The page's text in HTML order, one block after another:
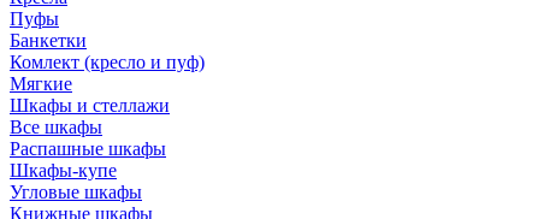
Пуфы
Банкетки
Комлект (кресло и пуф)
Мягкие
Шкафы и стеллажи
Все шкафы
Распашные шкафы
Шкафы-купе
Угловые шкафы
Книжные шкафы